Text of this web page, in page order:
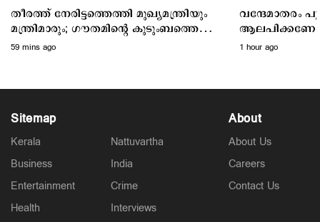
വാഹന പരിശോധന നടത്തും, പിഴ ഈടാക്കില്ല;
'പണി'മുടക്കിന് മോട്ടോര്‍വാഹന വകുപ്പ്
തീരത്ത് നേരിട്ടത്തെത്തി മുഖ്യമന്ത്രിയും
മന്ത്രിമാരും; ഗൗതമിന്‍റെ കുടുംബത്തെ
കണ്ട് വിഡി സതീശന്‍
59 mins ago
വന്ദേമാതരം
ആലപിക്കണോ?
കത്തില്‍
1 hour ago
Sitemap
Kerala
Business
Entertainment
Health
Nattuvartha
India
Crime
Interviews
About
About Us
Careers
Contact Us